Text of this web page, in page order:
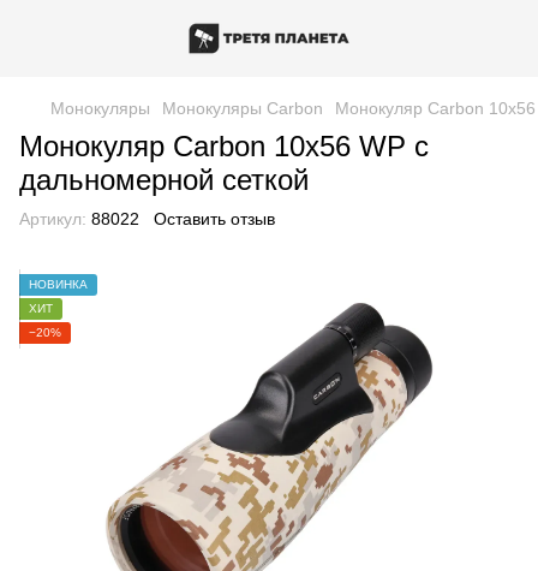
Монокуляры Монокуляры Carbon Монокуляр Carbon
Монокуляр Carbon 10х56 WP с
дальномерной сеткой
Артикул: 88022 Оставить отзыв
НОВИНКА
ХИТ
−20%